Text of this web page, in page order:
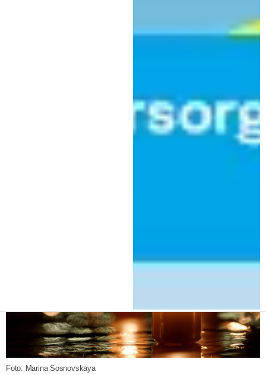
Fortbildungsabend für
Sternsinger-Verantwortliche
bietet Austausch und neue
Foto: Marina Sosnovskaya